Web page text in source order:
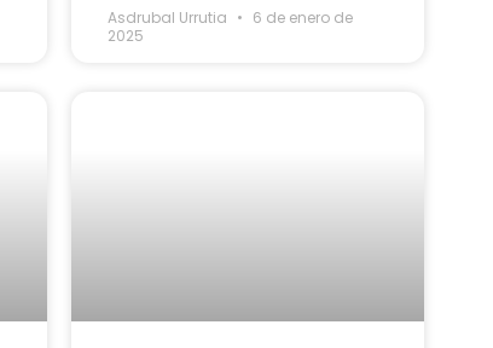
Asdrubal Urrutia
6 de enero de
2025